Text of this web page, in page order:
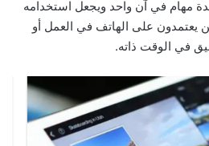
مهام في آن واحد ويجعل استخدامه
يعتمدون على الهاتف في العمل أو
في الوقت ذاته.